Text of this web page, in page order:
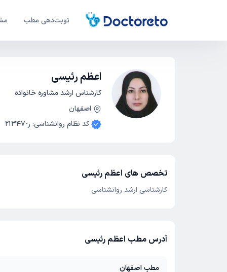
نوبت‌دهی مطب
اعظم رئیسی
کارشناس ارشد مشاوره خانواده
اصفهان
کد نظام روانشناسی: ر-21347
تخصص های اعظم رئیسی
کارشناسی ارشد روانشناسی
آدرس مطب اعظم رئیسی
مطب اصفهان